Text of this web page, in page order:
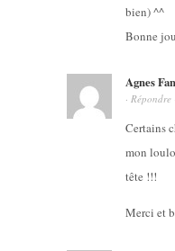
bien) ^^
Bonne
Agnes
· Répondre
Certains
mon
tête !!!
Merci et